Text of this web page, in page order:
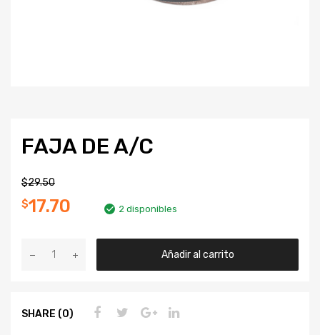
FAJA DE A/C
$29.50
$17.70 2 disponibles
Añadir al carrito
SHARE (0)